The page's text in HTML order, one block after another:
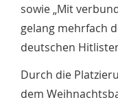
sowie „Mit
gelang mehrfach
deutschen
Durch die
dem